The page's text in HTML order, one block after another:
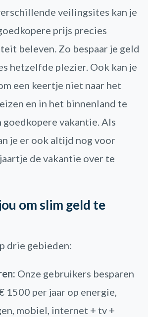
veilingsites kan je
prijs precies
beleven. Zo bespaar je geld
hetzelfde plezier. Ook kan je
een keertje niet naar het
en in het binnenland te
goedkopere vakantie. Als
je er ook altijd nog voor
de vakantie over te
om slim geld te
drie gebieden:
Onze gebruikers besparen
1500 per jaar op energie,
mobiel, internet + tv +